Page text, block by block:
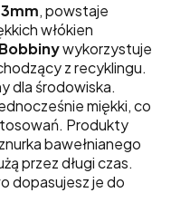
, powstaje
włókien
Bobbinywykorzystuje
z recyklingu.
dla środowiska.
miękki, co
Produkty
bawełnianego
przez długi czas.
dopasujesz je do